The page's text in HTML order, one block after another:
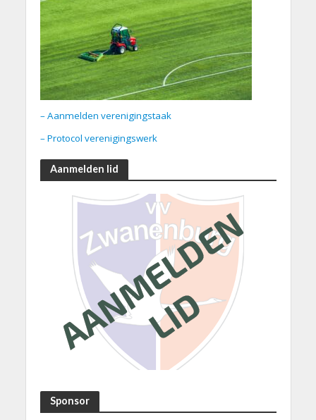
– Aanmelden verenigingstaak
– Protocol verenigingswerk
Aanmelden lid
Sponsor